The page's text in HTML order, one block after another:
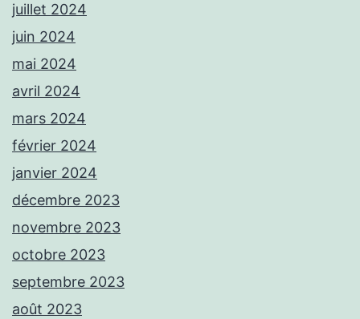
juillet 2024
juin 2024
mai 2024
avril 2024
mars 2024
février 2024
janvier 2024
décembre 2023
novembre 2023
octobre 2023
septembre 2023
août 2023